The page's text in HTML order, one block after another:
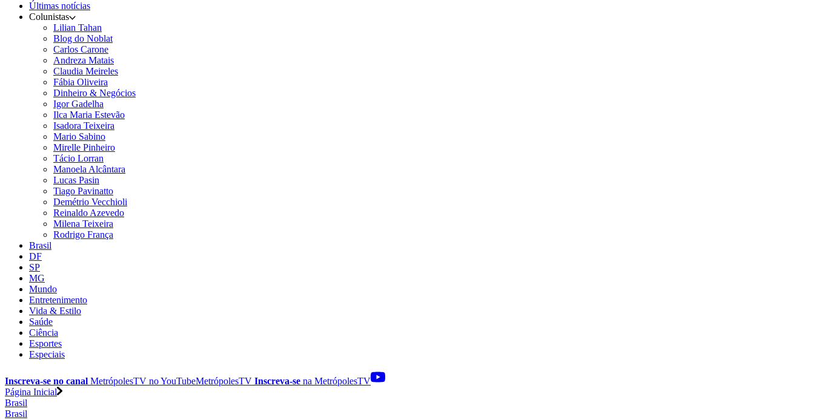
Últimas notícias
Colunistas
Lilian Tahan
Blog do Noblat
Carlos Carone
Andreza Matais
Claudia Meireles
Fábia Oliveira
Dinheiro & Negócios
Igor Gadelha
Ilca Maria Estevão
Isadora Teixeira
Mario Sabino
Mirelle Pinheiro
Tácio Lorran
Manoela Alcântara
Lucas Pasin
Tiago Pavinatto
Demétrio Vecchioli
Reinaldo Azevedo
Milena Teixeira
Rodrigo França
Brasil
DF
SP
MG
Mundo
Entretenimento
Vida & Estilo
Saúde
Ciência
Esportes
Especiais
Inscreva-se no canal MetrópolesTV noYouTubeMetrópolesTV Inscreva-se na MetrópolesTV
Página Inicial
Brasil
Brasil